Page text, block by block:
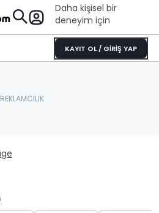
Daha kişisel bir
deneyim için
KAYIT OL / GİRİŞ YAP